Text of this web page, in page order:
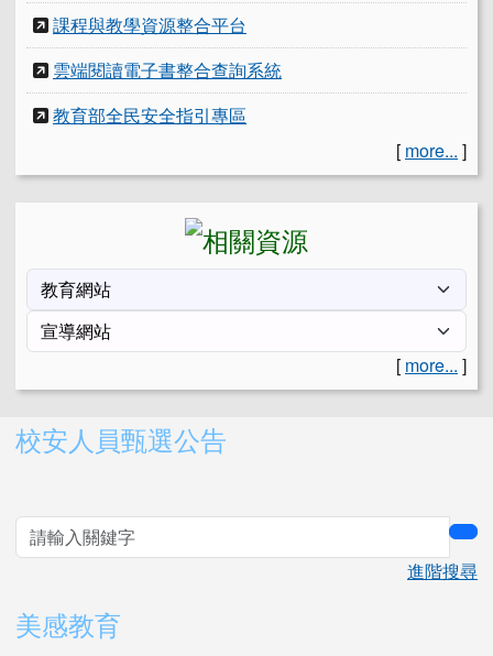
課程與教學資源整合平台
雲端閱讀電子書整合查詢系統
教育部全民安全指引專區
[ more... ]
[ more... ]
右邊區域內容
校安人員甄選公告
進階搜尋
美感教育